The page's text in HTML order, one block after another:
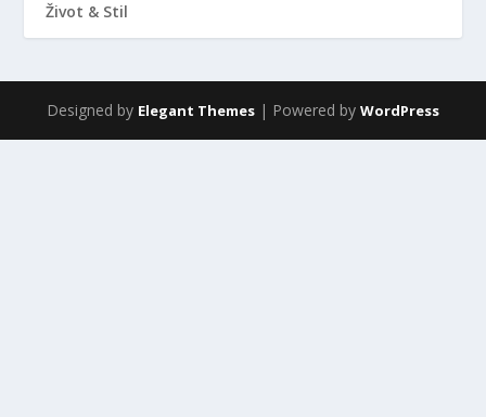
Život & Stil
Designed by Elegant Themes | Powered by WordPress